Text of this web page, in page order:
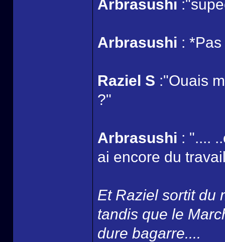
Arbrasushi
Arbrasushi :
Raziel S :"Ouais
?"
Arbrasushi : "....
ai encore du
Et Raziel sortit du
tandis que le
dure bagarre....